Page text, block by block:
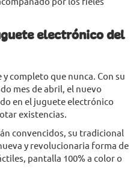
electrónico del
completo que nunca. Con su
mes de abril, el nuevo
en el juguete electrónico
existencias.
convencidos, su tradicional
y revolucionaria forma de
pantalla 100% a color o